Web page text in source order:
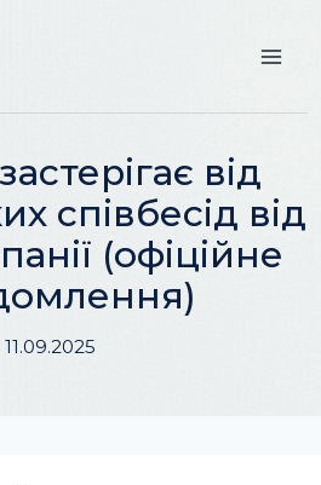
від
співбесід від
(офіційне
11.09.2025